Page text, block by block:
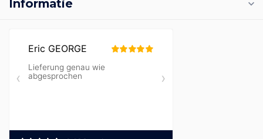
Informatie